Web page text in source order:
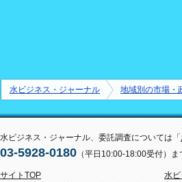
水ビジネス・ジャーナル 地域別の市場・
水ビジネス・ジャーナル、委託調査については「
03-5928-0180 （平日10:00-18:00受付）
サイトTOP
水